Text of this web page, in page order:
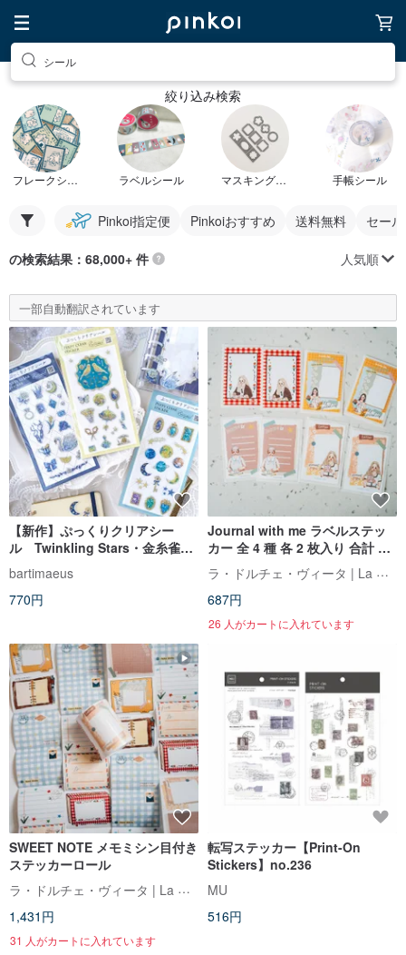
シール
絞り込み検索
フレークシール ラベルシール マスキングシール 手帳シール
Pinkoi指定便 Pinkoiおすすめ 送料無料 セー
の検索結果：68,000+ 件 人気順
一部自動翻訳されています
【新作】ぷっくりクリアシー
ル Twinkling Stars・金糸雀夜
窓・clair de lune
bartimaeus
770円
Journal with me ラベルステッ
カー 全 4 種 各 2 枚入り 合計 8
枚
ラ・ドルチェ・ヴィータ | La Dolce Vita
687円
26 人がカートに入れています
SWEET NOTE メモミシン目付き
ステッカーロール
ラ・ドルチェ・ヴィータ | La Dolce Vita
1,431円
31 人がカートに入れています
転写ステッカー【Print-On
Stickers】no.236
MU
516円